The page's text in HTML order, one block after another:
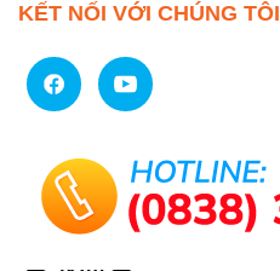
KẾT NỐI VỚI CHÚNG TÔI